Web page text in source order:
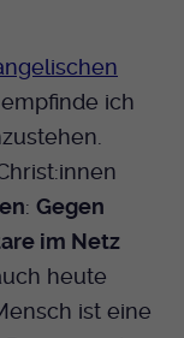
ich
: Gegen
im Netz
heute
ist eine